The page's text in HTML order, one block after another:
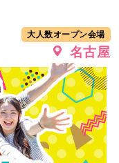
大人数オープン会場
名古屋